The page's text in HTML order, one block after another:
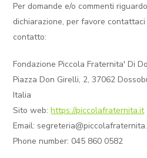
Per domande e/o commenti
dichiarazione, per favore
contatto:
Fondazione Piccola Fraternita' Di
Piazza Don Girelli, 2, 37062
Italia
Sito web:https://piccolafraternita.it
Email:
Phone number: 045 860 0582